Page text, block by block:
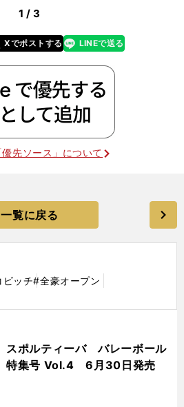
1 / 3
Xでポストする
line LINEで送る
先ソース」について
一覧に戻る
ビッチ#全豪オープン
スポルティーバ バレーボール
特集号 Vol.4 6月30日発売